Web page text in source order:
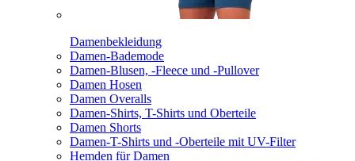
Damenbekleidung
Damen-Bademode
Damen-Blusen, -Fleece und -Pullover
Damen Hosen
Damen Overalls
Damen-Shirts, T-Shirts und Oberteile
Damen Shorts
Damen-T-Shirts und -Oberteile mit UV-Filter
Hemden für Damen